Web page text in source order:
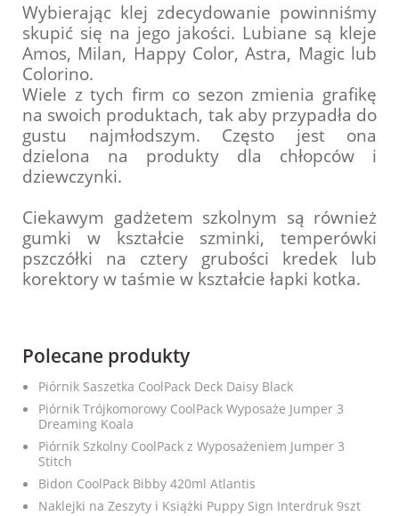
Wybierając klej zdecydowanie powinniśmy
skupić się na jego jakości. Lubiane są kleje
Amos, Milan, Happy Color, Astra, Magic lub
Colorino.
Wiele z tych firm co sezon zmienia grafikę
na swoich produktach, tak aby przypadła do
gustu najmłodszym. Często jest ona
dzielona na produkty dla chłopców i
dziewczynki.
Ciekawym gadżetem szkolnym są również
gumki w kształcie szminki, temperówki
pszczółki na cztery grubości kredek lub
korektory w taśmie w kształcie łapki kotka.
Polecane produkty
Piórnik Saszetka CoolPack Deck Daisy Black
Piórnik Trójkomorowy CoolPack Wyposaże Jumper 3
Dreaming Koala
Piórnik Szkolny CoolPack z Wyposażeniem Jumper 3
Stitch
Bidon CoolPack Bibby 420ml Atlantis
Naklejki na Zeszyty i Książki Puppy Sign Interdruk 9szt